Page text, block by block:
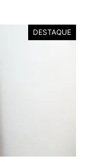
DESTAQUE